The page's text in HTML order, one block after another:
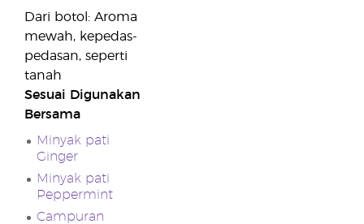
Dari botol: Aroma
mewah, kepedas-
pedasan, seperti
tanah
Sesuai Digunakan
Bersama
Minyak pati
Ginger
Minyak pati
Peppermint
Campuran